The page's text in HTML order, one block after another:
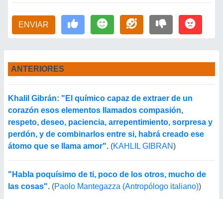
ENVIAR
ANTERIORES
Khalil Gibrán: "El químico capaz de extraer de un
corazón esos elementos llamados compasión,
respeto, deseo, paciencia, arrepentimiento, sorpresa y
perdón, y de combinarlos entre si, habrá creado ese
átomo que se llama amor". (KAHLIL GIBRAN)
"Habla poquísimo de ti, poco de los otros, mucho de
las cosas". (Paolo Mantegazza (Antropólogo italiano))